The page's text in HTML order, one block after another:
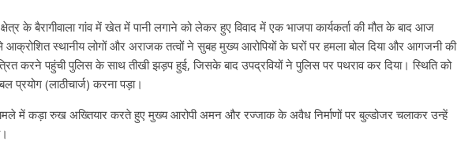
के बैरागीवाला गांव में खेत में पानी लगाने को लेकर हुए विवाद में एक भाजपा कार्यकर्ता की मौत के बाद आज
आक्रोशित स्थानीय लोगों और अराजक तत्वों ने सुबह मुख्य आरोपियों के घरों पर हमला बोल दिया और आगजनी की
करने पहुंची पुलिस के साथ तीखी झड़प हुई, जिसके बाद उपद्रवियों ने पुलिस पर पथराव कर दिया। स्थिति को
(लाठीचार्ज) करना पड़ा।
में कड़ा रुख अख्तियार करते हुए मुख्य आरोपी अमन और रज्जाक के अवैध निर्माणों पर बुल्डोजर चलाकर उन्हें